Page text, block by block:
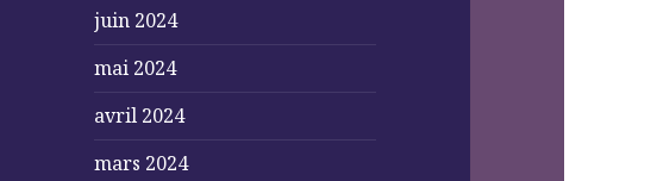
juin 2024
mai 2024
avril 2024
mars 2024